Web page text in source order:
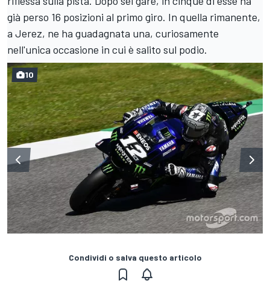
già perso 16 posizioni al primo giro. In quella rimanente,
a Jerez, ne ha guadagnata una, curiosamente
nell'unica occasione in cui è salito sul podio.
10
Condividi o salva questo articolo